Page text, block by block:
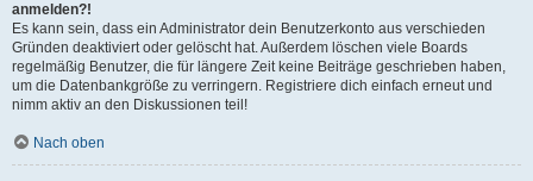
anmelden?!
Es kann sein, dass ein Administrator dein Benutzerkonto aus verschieden
Gründen deaktiviert oder gelöscht hat. Außerdem löschen viele Boards
regelmäßig Benutzer, die für längere Zeit keine Beiträge geschrieben haben,
um die Datenbankgröße zu verringern. Registriere dich einfach erneut und
nimm aktiv an den Diskussionen teil!
Nach oben